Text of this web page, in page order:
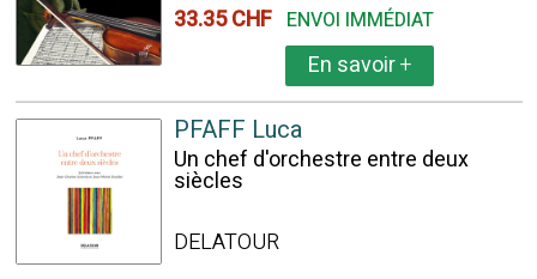
33.35 CHF ENVOI IMMÉDIAT
En savoir+
PFAFF Luca
Un chef d'orchestre entre deux
siècles
DELATOUR